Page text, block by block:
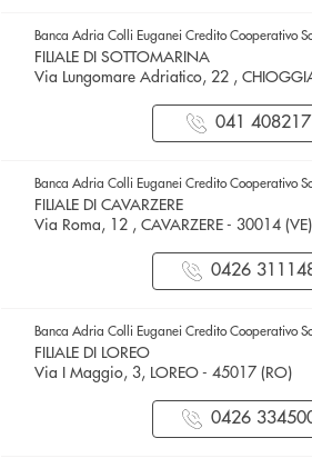
Banca Adria Colli Euganei Credito Cooperativo
FILIALE DI SOTTOMARINA
Via Lungomare Adriatico, 22 ,
041 408217
Banca Adria Colli Euganei Credito Cooperativo
FILIALE DI CAVARZERE
Via Roma, 12 , CAVARZERE - 30014 (VE)
0426
Banca Adria Colli Euganei Credito Cooperativo
FILIALE DI LOREO
Via I Maggio, 3, LOREO - 45017 (RO)
0426